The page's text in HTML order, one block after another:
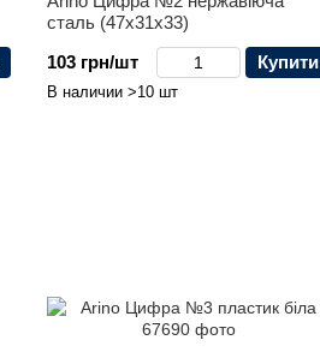
сталь (47x31x33)
103 грн/шт
Купити
В наличии >10 шт